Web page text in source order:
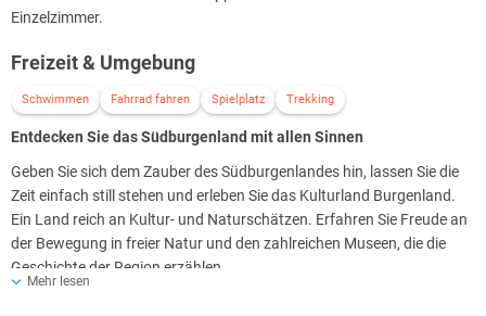
"Ich bevorzuge eine puristische Herangehensweise, denn guter
Deswegen widmet er sich auch mit großer Begeisterung und
Leidenschaft der veganen Küche: Pflanzliche, variantenreiche
Die REDUCE Halbpension "Plus" mit regionalen und zusätzlich
veganen Köstlichkeiten. Gästen mit veganer Ernährungsweise oder
jenen, die die pflanzliche Küche einmal probieren möchten, werden
vom Frühstücksbuffet, Mittagslunch - bis zum Abendmenü - auch
vegan und kreativ zubereitete Gerichte geboten.
Einzelzimmer.
Freizeit & Umgebung
Schwimmen Fahrrad fahren Spielplatz Trekking
Entdecken Sie das Südburgenland mit allen Sinnen
Geben Sie sich dem Zauber des Südburgenlandes hin, lassen Sie die
Zeit einfach still stehen und erleben Sie das Kulturland Burgenland.
Ein Land reich an Kultur- und Naturschätzen. Erfahren Sie Freude an
der Bewegung in freier Natur und den zahlreichen Museen, die die
Geschichte der Region erzählen.
Mehr lesen